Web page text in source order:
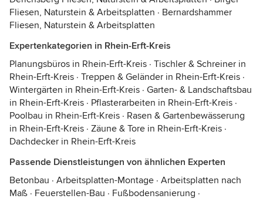
Fliesen, Naturstein & Arbeitsplatten · Bernardshammer
Fliesen, Naturstein & Arbeitsplatten
Expertenkategorien in Rhein-Erft-Kreis
Planungsbüros in Rhein-Erft-Kreis · Tischler & Schreiner in
Rhein-Erft-Kreis · Treppen & Geländer in Rhein-Erft-Kreis ·
Wintergärten in Rhein-Erft-Kreis · Garten- & Landschaftsbau
in Rhein-Erft-Kreis · Pflasterarbeiten in Rhein-Erft-Kreis ·
Poolbau in Rhein-Erft-Kreis · Rasen & Gartenbewässerung
in Rhein-Erft-Kreis · Zäune & Tore in Rhein-Erft-Kreis ·
Dachdecker in Rhein-Erft-Kreis
Passende Dienstleistungen von ähnlichen Experten
Betonbau · Arbeitsplatten-Montage · Arbeitsplatten nach
Maß · Feuerstellen-Bau · Fußbodensanierung ·